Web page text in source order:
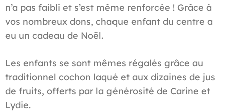
n’a pas faibli et s’est même renforcée ! Grâce à
vos nombreux dons, chaque enfant du centre a
eu un cadeau de Noël.
Les enfants se sont mêmes régalés grâce au
traditionnel cochon laqué et aux dizaines de jus
de fruits, offerts par la générosité de Carine et
Lydie.